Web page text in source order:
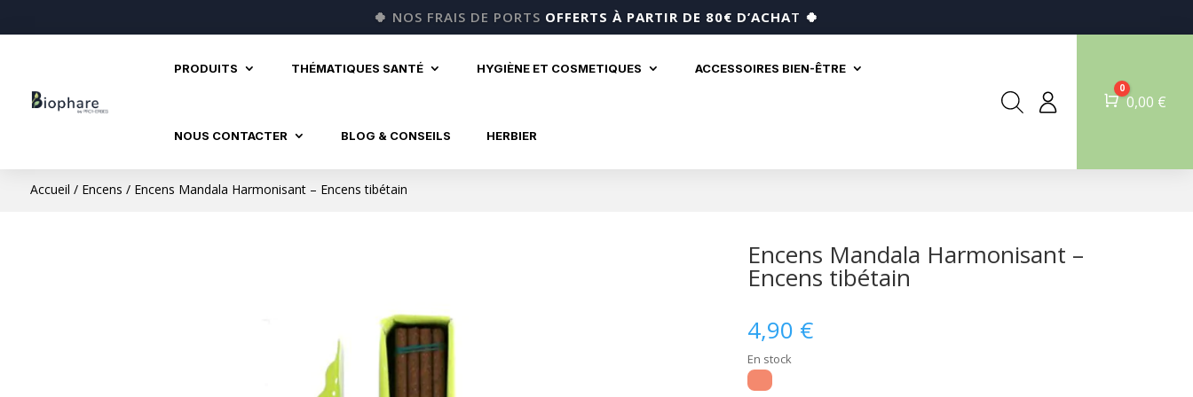
🍀 NOS FRAIS DE PORTS OFFERTS À PARTIR DE 80€ D’ACHAT 🍀
PRODUITS THÉMATIQUES SANTÉ HYGIÈNE ET COSMETIQUES ACCESSOIRES BIEN-ÊTRE
NOUS CONTACTER BLOG & CONSEILS HERBIER
Panier
0
0,00 €
Accueil / Encens / Encens Mandala Harmonisant – Encens tibétain
Encens Mandala Harmonisant –
Encens tibétain
4,90 €
En stock